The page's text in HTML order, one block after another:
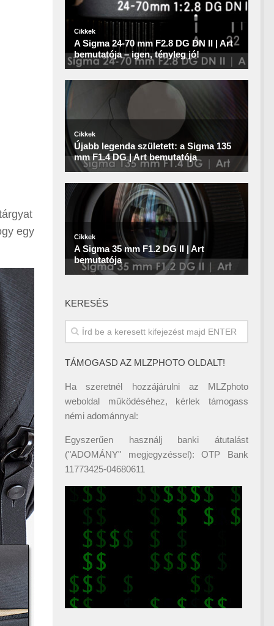
egy
KERESÉS
TÁMOGASD AZ MLZPHOTO OLDALT!
Ha szeretnél hozzájárulni az MLZphoto
weboldal működéséhez, kérlek támogass
némi adománnyal:
Egyszerűen használj banki átutalást
("ADOMÁNY" megjegyzéssel): OTP Bank
11773425-04680611